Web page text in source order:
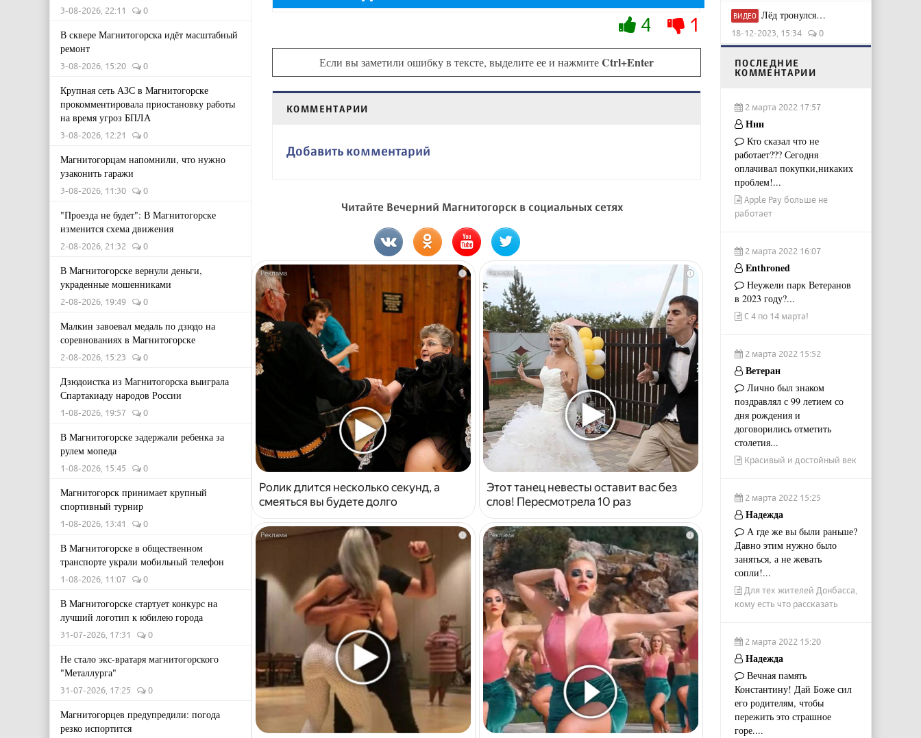
3-08-2026, 22:11 0
В сквере Магнитогорска идёт масштабный
ремонт
3-08-2026, 15:20 0
Крупная сеть АЗС в Магнитогорске
прокомментировала приостановку работы
на время угроз БПЛА
3-08-2026, 12:21 0
Магнитогорцам напомнили, что нужно
узаконить гаражи
3-08-2026, 11:30 0
"Проезда не будет": В Магнитогорске
изменится схема движения
2-08-2026, 21:32 0
В Магнитогорске вернули деньги,
украденные мошенниками
2-08-2026, 19:49 0
Малкин завоевал медаль по дзюдо на
соревнованиях в Магнитогорске
2-08-2026, 15:23 0
Дзюдоистка из Магнитогорска выиграла
Спартакиаду народов России
1-08-2026, 19:57 0
В Магнитогорске задержали ребенка за
рулем мопеда
1-08-2026, 15:45 0
Магнитогорск принимает крупный
спортивный турнир
1-08-2026, 13:41 0
В Магнитогорске в общественном
транспорте украли мобильный телефон
1-08-2026, 11:07 0
В Магнитогорске стартует конкурс на
лучший логотип к юбилею города
31-07-2026, 17:31 0
Не стало экс-вратаря магнитогорского
"Металлурга"
31-07-2026, 17:25 0
Магнитогорцев предупредили: погода
резко испортится
4 1
Если вы заметили ошибку в тексте, выделите ее и нажмитеCtrl+Enter
КОММЕНТАРИИ
Добавить комментарий
Читайте Вечерний Магнитогорск в социальных сетях
i
Ролик длится несколько секунд, а
смеяться вы будете долго
i
Этот танец невесты оставит вас без
слов! Пересмотрела 10 раз
i i
ВИДЕО Лёд тронулся…
18-12-2023, 15:34 0
ПОСЛЕДНИЕ
КОММЕНТАРИИ
2 марта 2022 17:57
Ннн
Кто сказал что не
работает??? Сегодня
оплачивал покупки,никаких
проблем!...
Apple Pay больше не
работает
2 марта 2022 16:07
Enthroned
Неужели парк Ветеранов
в 2023 году?...
С 4 по 14 марта!
2 марта 2022 15:52
Ветеран
Лично был знаком
поздравлял с 99 летием со
дня рождения и
договорились отметить
столетия...
Красивый и достойный век
2 марта 2022 15:25
Надежда
А где же вы были раньше?
Давно этим нужно было
заняться, а не жевать
сопли!...
Для тех жителей Донбасса,
кому есть что рассказать
2 марта 2022 15:20
Надежда
Вечная память
Константину! Дай Боже сил
его родителям, чтобы
пережить это страшное
горе....